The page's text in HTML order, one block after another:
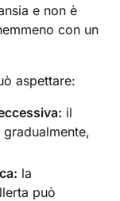
e non è
con un
aspettare:
il
la
può